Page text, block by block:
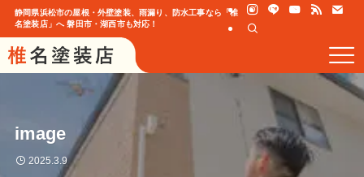
静岡県浜松市の屋根・外壁塗装、雨漏り、防水工事なら「椎
名塗装店」へ 磐田市・湖西市も対応！
image
2025.3.9